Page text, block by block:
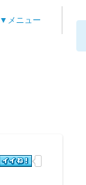
▼メニュー